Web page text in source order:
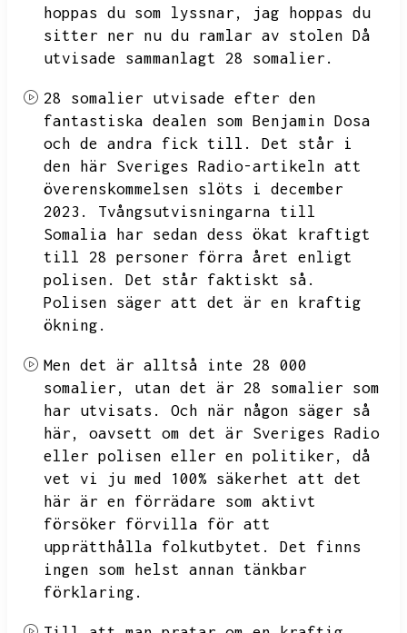
hoppas du som lyssnar,
jag hoppas du
sitter ner nu du ramlar av stolen Då
utvisade sammanlagt 28 somalier.
28 somalier utvisade efter den
fantastiska dealen som Benjamin Dosa
och de andra fick till.
Det står i
den här Sveriges Radio-artikeln att
överenskommelsen slöts i december
2023.
Tvångsutvisningarna till
Somalia har sedan dess ökat kraftigt
till 28 personer förra året enligt
polisen.
Det står faktiskt så.
Polisen säger att det är en kraftig
ökning.
Men det är alltså inte 28 000
somalier,
utan det är 28 somalier som
har utvisats.
Och när någon säger så
här,
oavsett om det är Sveriges Radio
eller polisen eller en politiker,
då
vet vi ju med 100% säkerhet att det
här är en förrädare som aktivt
försöker förvilla för att
upprätthålla folkutbytet.
Det finns
ingen som helst annan tänkbar
förklaring.